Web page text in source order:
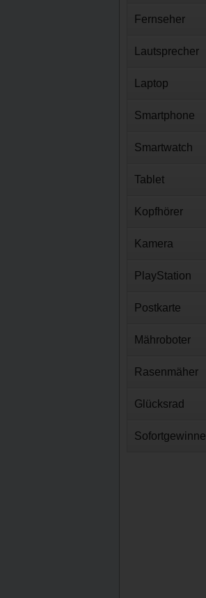
Fernseher
Lautsprecher
Laptop
Smartphone
Smartwatch
Tablet
Kopfhörer
Kamera
PlayStation
Postkarte
Mähroboter
Rasenmäher
Glücksrad
Sofortgewinne